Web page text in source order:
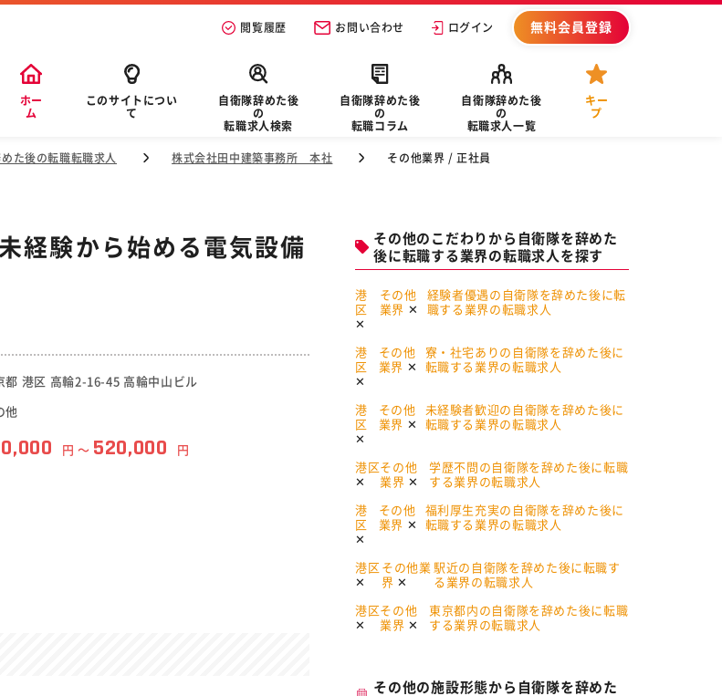
閲覧履歴 お問い合わせ ログイン 無料会員登録
ホー
ム
このサイトについ
て
自衛隊辞めた後
の
転職求人検索
自衛隊辞めた後
の
転職コラム
自衛隊辞めた後
の
転職求人一覧
キー
プ
た後の転職転職求人 株式会社田中建築事務所 本社 その他業界 / 正社員
経験から始める電気設備
都 港区 高輪2-16-45 高輪中山ビル
他
円 〜 520,000 円
その他のこだわりから自衛隊を辞めた
後に転職する業界の転職求人を探す
港
区
その他
業界
経験者優遇の自衛隊を辞めた後に転
職する業界の転職求人
港
区
その他
業界
寮・社宅ありの自衛隊を辞めた後に
転職する業界の転職求人
港
区
その他
業界
未経験者歓迎の自衛隊を辞めた後に
転職する業界の転職求人
港区その他
業界
学歴不問の自衛隊を辞めた後に転職
する業界の転職求人
港
区
その他
業界
福利厚生充実の自衛隊を辞めた後に
転職する業界の転職求人
港区 その他業
界
駅近の自衛隊を辞めた後に転職す
る業界の転職求人
港区その他
業界
東京都内の自衛隊を辞めた後に転職
する業界の転職求人
その他の施設形態から自衛隊を辞めた